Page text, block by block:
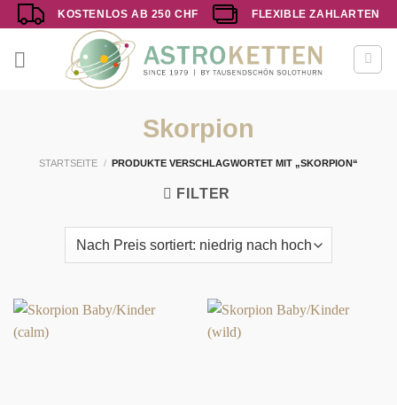
Zum
Inhalt
springen
KOSTENLOS AB 250 CHF FLEXIBLE ZAHLARTEN
Skorpion
STARTSEITE / PRODUKTE VERSCHLAGWORTET MIT „SKORPION“
FILTER